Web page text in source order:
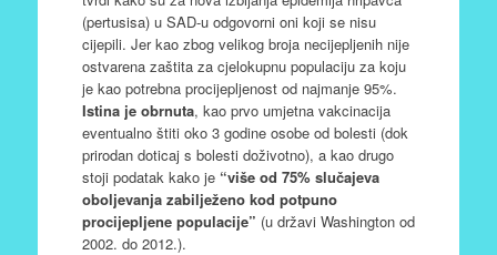
(pertusisa) u SAD-u odgovorni oni koji se nisu
cijepili. Jer kao zbog velikog broja necijepljenih nije
ostvarena zaštita za cjelokupnu populaciju za koju
je kao potrebna procijepljenost od najmanje 95%.
Istina je obrnuta, kao prvo umjetna vakcinacija
eventualno štiti oko 3 godine osobe od bolesti (dok
prirodan doticaj s bolesti doživotno), a kao drugo
stoji podatak kako je “više od 75% slučajeva
oboljevanja zabilježeno kod potpuno
procijepljene populacije” (u državi Washington od
2002. do 2012.).